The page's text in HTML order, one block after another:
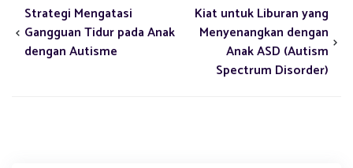
Strategi Mengatasi
Gangguan Tidur pada Anak
dengan Autisme
Kiat untuk Liburan yang
Menyenangkan dengan
Anak ASD (Autism
Spectrum Disorder)